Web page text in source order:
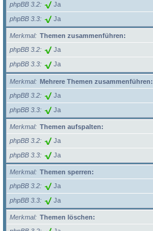
phpBB 3.2
Ja
phpBB 3.3 Ja
Merkmal
Themen zusammenführen:
phpBB 3.2
Ja
phpBB 3.3 Ja
Merkmal
Mehrere Themen zusammenführen:
phpBB 3.2
Ja
phpBB 3.3 Ja
Merkmal
Themen aufspalten:
phpBB 3.2
Ja
phpBB 3.3 Ja
Merkmal
Themen sperren:
phpBB 3.2
Ja
phpBB 3.3 Ja
Merkmal
Themen löschen: